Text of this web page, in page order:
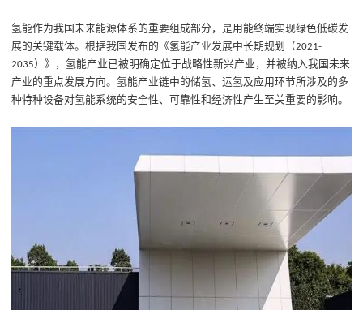
氢能作为我国未来能源体系的重要组成部分 ，是用能终端实现绿色低碳发
展的关键载体。根据我国发布的《氢能产业发展中长期规划（2021-
2035）》，氢能产业已被明确定位于战略性新兴产业，并被纳入我国未来
产业的重点发展方向。氢能产业链中的储氢、运氢及应用环节所涉及的多
种特种设备对氢能系统的安全性、可靠性和经济性产生至关重要的影响。